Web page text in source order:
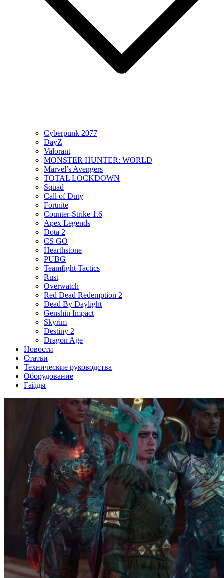
Cyberpunk 2077
DayZ
Valorant
MONSTER HUNTER: WORLD
Marvel’s Avengers
TOTAL LOCKDOWN
Squad
Call of Duty
Fortnite
Counter-Strike 1.6
Apex Legends
Dota 2
CS GO
Hearthstone
PUBG
Teamfight Tactics
Rust
Overwatch
Red Dead Redemption 2
Dead By Daylight
Genshin Impact
Skyrim
Destiny 2
Dragon Age
Новости
Статьи
Технические руководства
Оборудование
Гайды